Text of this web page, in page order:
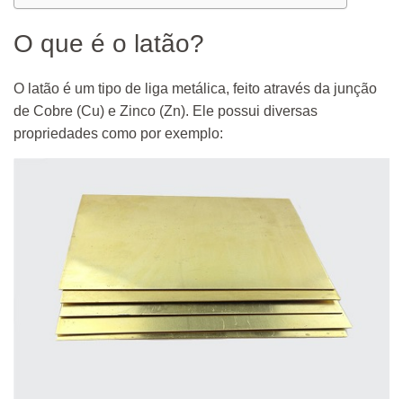
O que é o latão?
O latão é um tipo de liga metálica, feito através da junção
de Cobre (Cu) e Zinco (Zn). Ele possui diversas
propriedades como por exemplo: